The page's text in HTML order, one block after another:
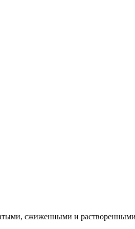
сжиженными и растворенными